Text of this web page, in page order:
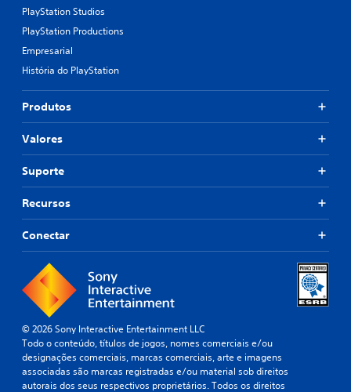
PlayStation Studios
PlayStation Productions
Empresarial
História do PlayStation
Produtos
Valores
Suporte
Recursos
Conectar
© 2026 Sony Interactive Entertainment LLC
Todo o conteúdo, títulos de jogos, nomes comerciais e/ou
designações comerciais, marcas comerciais, arte e imagens
associadas são marcas registradas e/ou material sob direitos
autorais dos seus respectivos proprietários. Todos os direitos